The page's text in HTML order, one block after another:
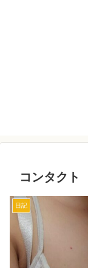
コンタクト
日記